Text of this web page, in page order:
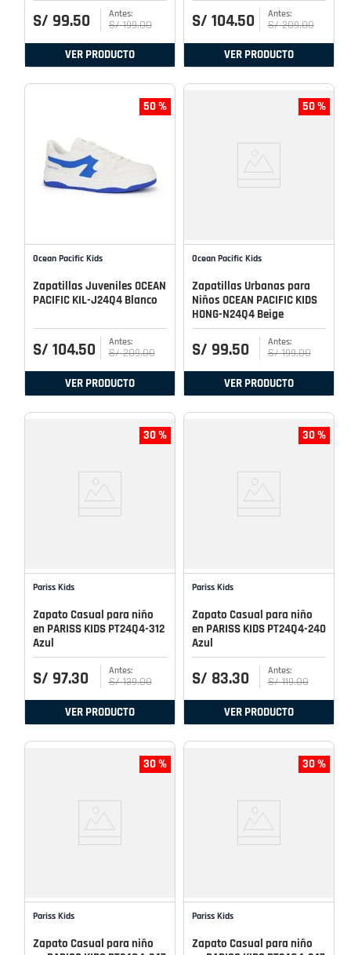
S/ 99.50 S/ 199.00
VER PRODUCTO
S/ 104.50 S/ 209.00
VER PRODUCTO
50 %
Ocean Pacific Kids
Zapatillas Juveniles OCEAN
PACIFIC KIL-J24Q4 Blanco
S/ 104.50 S/ 209.00
VER PRODUCTO
50 %
Ocean Pacific Kids
Zapatillas Urbanas para
Niños OCEAN PACIFIC KIDS
HONG-N24Q4 Beige
S/ 99.50 S/ 199.00
VER PRODUCTO
30 %
Pariss Kids
Zapato Casual para niño
en PARISS KIDS PT24Q4-312
Azul
S/ 97.30 S/ 139.00
VER PRODUCTO
30 %
Pariss Kids
Zapato Casual para niño
en PARISS KIDS PT24Q4-240
Azul
S/ 83.30 S/ 119.00
VER PRODUCTO
30 %
Pariss Kids
Zapato Casual para niño
30 %
Pariss Kids
Zapato Casual para niño